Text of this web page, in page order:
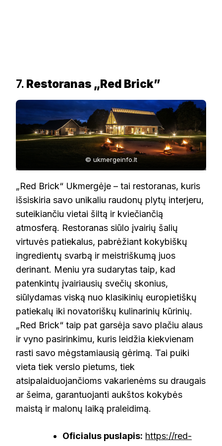
7. Restoranas „Red Brick”
© ukmergeinfo.lt
„Red Brick“ Ukmergėje – tai restoranas, kuris
išsiskiria savo unikaliu raudonų plytų interjeru,
suteikiančiu vietai šiltą ir kviečiančią
atmosferą. Restoranas siūlo įvairių šalių
virtuvės patiekalus, pabrėžiant kokybiškų
ingredientų svarbą ir meistriškumą juos
derinant. Meniu yra sudarytas taip, kad
patenkintų įvairiausių svečių skonius,
siūlydamas viską nuo klasikinių europietiškų
patiekalų iki novatoriškų kulinarinių kūrinių.
„Red Brick“ taip pat garsėja savo plačiu alaus
ir vyno pasirinkimu, kuris leidžia kiekvienam
rasti savo mėgstamiausią gėrimą. Tai puiki
vieta tiek verslo pietums, tiek
atsipalaiduojančioms vakarienėms su draugais
ar šeima, garantuojanti aukštos kokybės
maistą ir malonų laiką praleidimą.
Oficialus puslapis: https://red-